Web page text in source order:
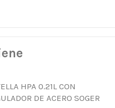
HPA 0.21L CON
DE ACERO SOGER